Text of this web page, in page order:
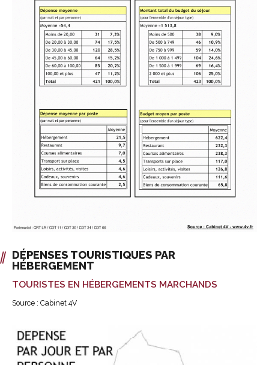
DÉPENSES TOURISTIQUES PAR
HÉBERGEMENT
TOURISTES EN HÉBERGEMENTS MARCHANDS
Source : Cabinet 4V